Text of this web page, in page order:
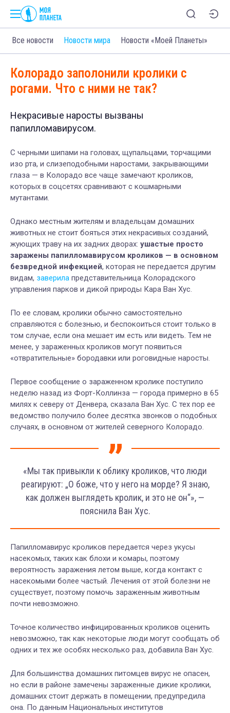
Все новости Новости мира Новости «Моей Планеты»
Колорадо заполонили кролики с
рогами. Что с ними не так?
Некрасивые наросты вызваны
папилломавирусом.
С черными шипами на головах, щупальцами, торчащими
изо рта, и слизеподобными наростами, закрывающими
глаза — в Колорадо все чаще замечают кроликов,
которых в соцсетях сравнивают с кошмарными
мутантами.
Однако местным жителям и владельцам домашних
животных не стоит бояться этих некрасивых созданий,
жующих траву на их задних дворах: ушастые просто
заражены папилломавирусом кроликов — в основном
безвредной инфекцией, которая не передается другим
видам, заверила представительница Колорадского
управления парков и дикой природы Кара Ван Хус.
По ее словам, кролики обычно самостоятельно
справляются с болезнью, и беспокоиться стоит только в
том случае, если она мешает им есть или видеть. Тем не
менее, у зараженных кроликов могут появиться
«отвратительные» бородавки или роговидные наросты.
Первое сообщение о зараженном кролике поступило
неделю назад из Форт-Коллинза — города примерно в 65
милях к северу от Денвера, сказала Ван Хус. С тех пор ее
ведомство получило более десятка звонков о подобных
случаях, в основном от жителей северного Колорадо.
«Мы так привыкли к облику кроликов, что люди
реагируют: „О боже, что у него на морде? Я знаю,
как должен выглядеть кролик, и это не он“», —
пояснила Ван Хус.
Папилломавирус кроликов передается через укусы
насекомых, таких как блохи и комары, поэтому
вероятность заражения летом выше, когда контакт с
насекомыми более частый. Лечения от этой болезни не
существует, поэтому помочь зараженным животным
почти невозможно.
Точное количество инфицированных кроликов оценить
невозможно, так как некоторые люди могут сообщать об
одних и тех же особях несколько раз, добавила Ван Хус.
Для большинства домашних питомцев вирус не опасен,
но если в районе замечены зараженные дикие кролики,
домашних стоит держать в помещении, предупредила
она. По данным Национальных институтов